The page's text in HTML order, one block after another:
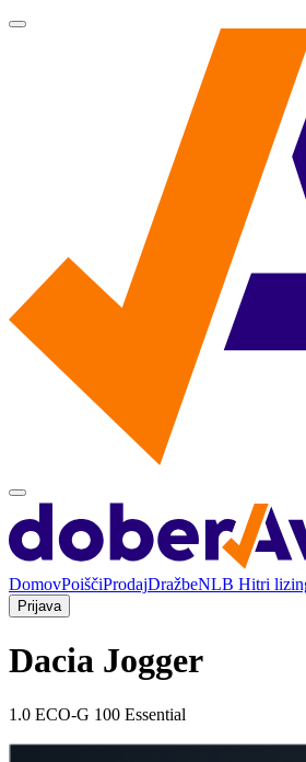
DomovPoiščiProdajDražbeNLB Hitri
Prijava
Dacia Jogger
1.0 ECO-G 100 Essential